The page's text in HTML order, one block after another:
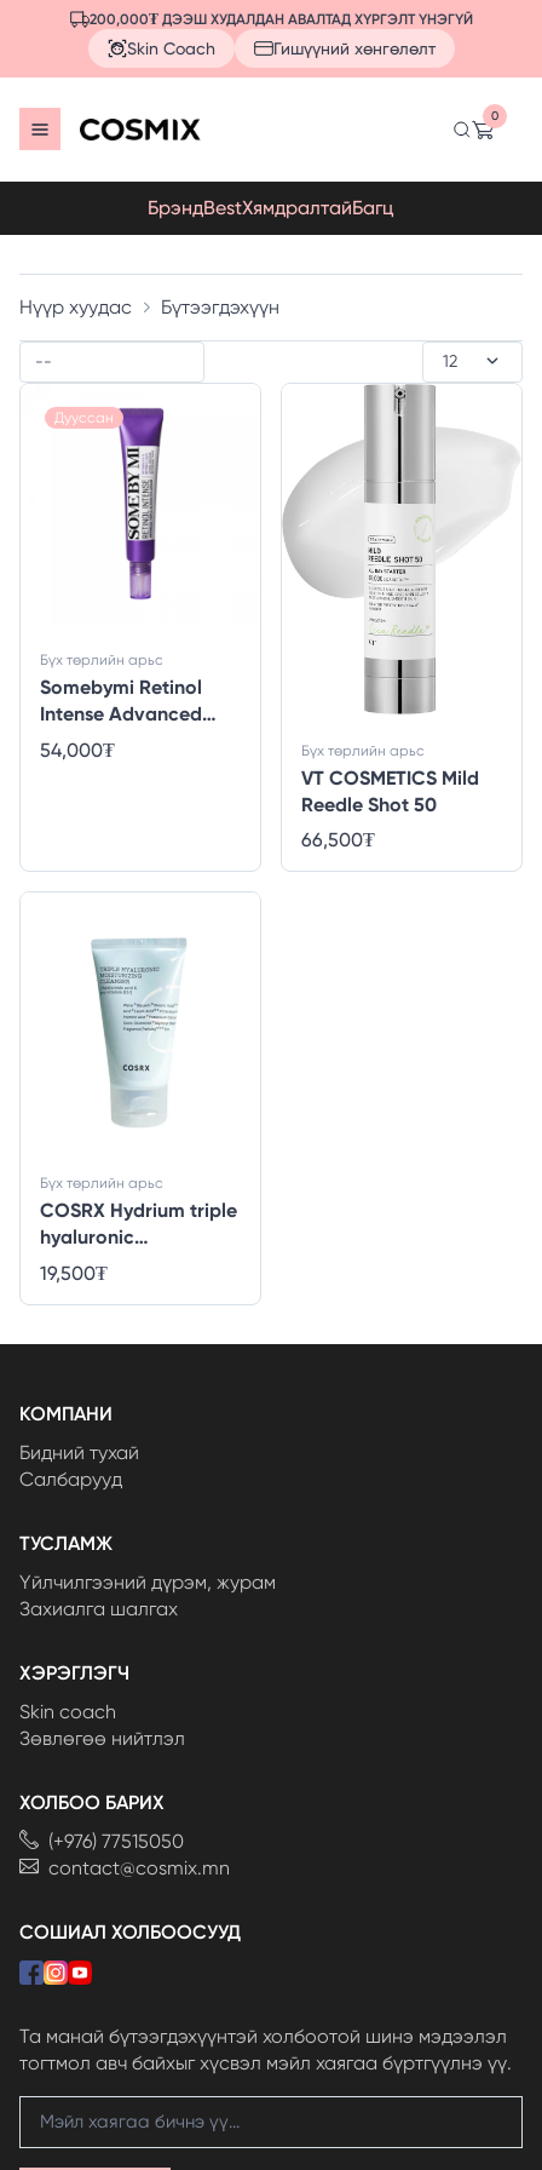
200,000₮ ДЭЭШ ХУДАЛДАН АВАЛТАД ХҮРГЭЛТ ҮНЭГҮЙ
Skin Coach Гишүүний хөнгөлөлт
0
БрэндBestХямдралтайБагц
Нүүр хуудас Бүтээгдэхүүн
Дууссан
Somebymi Retinol
Intense Advanced
Triple Action Eye
Cream - 30ml
Бүх төрлийн арьс
54,000₮
VT COSMETICS Mild
Reedle Shot 50
Бүх төрлийн арьс
66,500₮
COSRX Hydrium triple
hyaluronic
moisturizing cleanser
- 50ml
Бүх төрлийн арьс
19,500₮
КОМПАНИ
Бидний тухай
Салбарууд
ТУСЛАМЖ
Үйлчилгээний дүрэм, журам
Захиалга шалгах
ХЭРЭГЛЭГЧ
Skin coach
Зөвлөгөө нийтлэл
ХОЛБОО БАРИХ
(+976) 77515050
contact@cosmix.mn
СОШИАЛ ХОЛБООСУУД
Та манай бүтээгдэхүүнтэй холбоотой шинэ мэдээлэл
тогтмол авч байхыг хүсвэл мэйл хаягаа бүртгүүлнэ үү.